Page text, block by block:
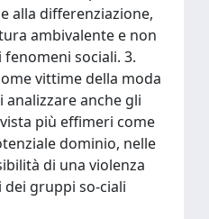
alla differenziazione,
ambivalente e non
sociali. 3.
vittime della moda
analizzare anche gli
più effimeri come
dominio, nelle
di una violenza
gruppi so-ciali